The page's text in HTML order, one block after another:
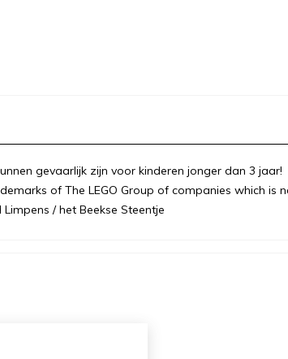
gevaarlijk zijn voor kinderen jonger dan 3 jaar!
of The LEGO Group of companies which is
/ het Beekse Steentje